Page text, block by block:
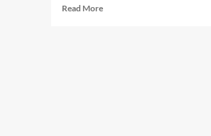
Read MoreRead